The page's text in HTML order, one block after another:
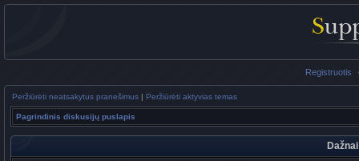
Registruotis
Peržiūrėti neatsakytus pranešimus | Peržiūrėti aktyvias temas
Pagrindinis diskusijų puslapis